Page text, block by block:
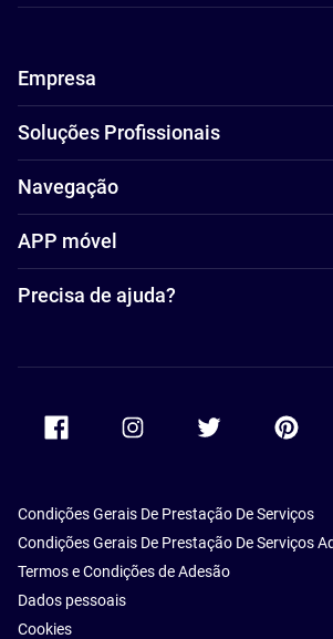
Empresa
Soluções Profissionais
Navegação
APP móvel
Precisa de ajuda?
Accor Facebook Accor TwitterAccor
Condições Gerais De Prestação De Serviços
Condições Gerais De Prestação De Serviços
Termos e Condições de Adesão
Dados pessoais
Cookies